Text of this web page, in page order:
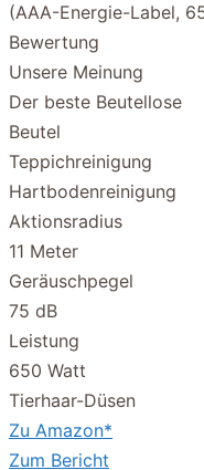
Bewertung
Unsere Meinung
Der beste Beutellose
Beutel
Teppichreinigung
Hartbodenreinigung
Aktionsradius
11 Meter
Geräuschpegel
75 dB
Leistung
650 Watt
Tierhaar-Düsen
Zu Amazon*
Zum Bericht